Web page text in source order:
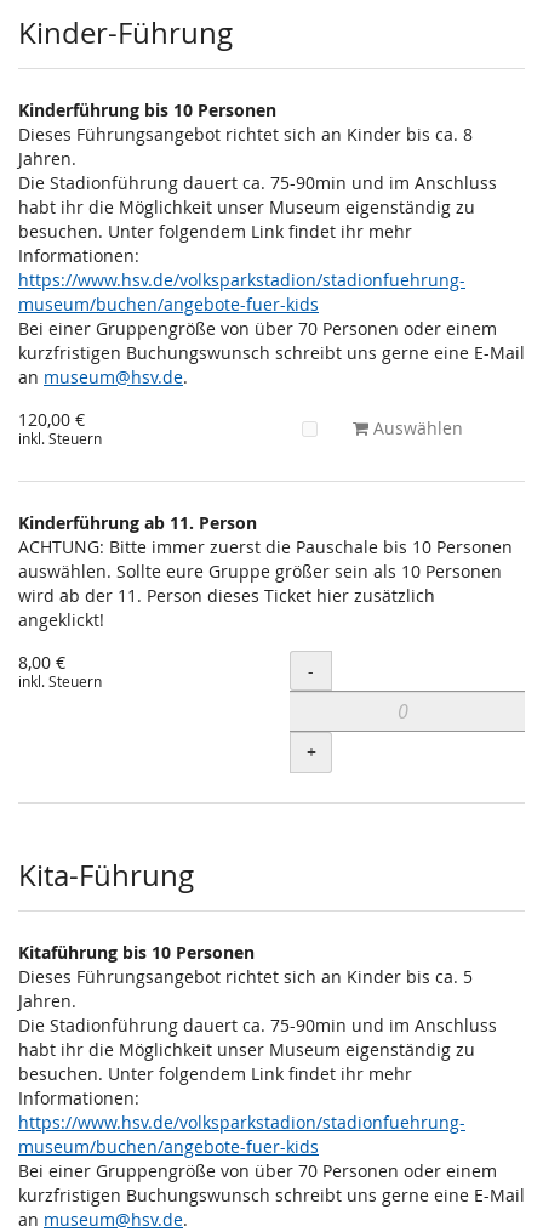
Kinder-Führung
Kinderführung bis 10 Personen
Dieses Führungsangebot richtet sich an Kinder bis ca. 8
Jahren.
Die Stadionführung dauert ca. 75-90min und im Anschluss
habt ihr die Möglichkeit unser Museum eigenständig zu
besuchen. Unter folgendem Link findet ihr mehr
Informationen:
https://www.hsv.de/volksparkstadion/stadionfuehrung-
museum/buchen/angebote-fuer-kids
Bei einer Gruppengröße von über 70 Personen oder einem
kurzfristigen Buchungswunsch schreibt uns gerne eine E-Mail
an museum@hsv.de.
120,00 €
inkl. Steuern Auswählen
Kinderführung ab 11. Person
ACHTUNG: Bitte immer zuerst die Pauschale bis 10 Personen
auswählen. Sollte eure Gruppe größer sein als 10 Personen
wird ab der 11. Person dieses Ticket hier zusätzlich
angeklickt!
8,00 €
inkl. Steuern Menge
-
+
Kita-Führung
Kitaführung bis 10 Personen
Dieses Führungsangebot richtet sich an Kinder bis ca. 5
Jahren.
Die Stadionführung dauert ca. 75-90min und im Anschluss
habt ihr die Möglichkeit unser Museum eigenständig zu
besuchen. Unter folgendem Link findet ihr mehr
Informationen:
https://www.hsv.de/volksparkstadion/stadionfuehrung-
museum/buchen/angebote-fuer-kids
Bei einer Gruppengröße von über 70 Personen oder einem
kurzfristigen Buchungswunsch schreibt uns gerne eine E-Mail
an museum@hsv.de.